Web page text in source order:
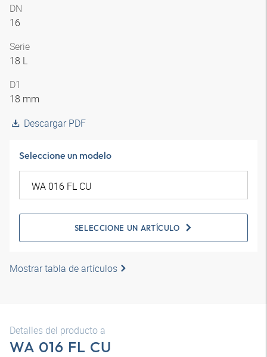
DN
16
Serie
18 L
D1
18 mm
Descargar PDF
Seleccione un modelo
SELECCIONE UN ARTÍCULO
Mostrar tabla de artículos
Detalles del producto a
WA 016 FL CU